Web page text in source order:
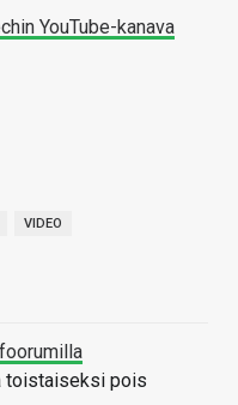
YouTube-kanava
VIDEO
toistaiseksi pois